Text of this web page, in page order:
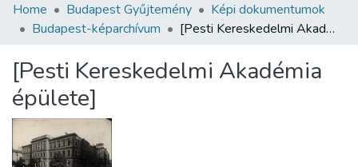
Communities & Collections
Statistics
About us
Home Budapest Gyűjtemény
Képi dokumentumok
Budapest-képarchívum
[Pesti Kereskedelmi Akadémia épülete]
[Pesti Kereskedelmi Akadémia
épülete]